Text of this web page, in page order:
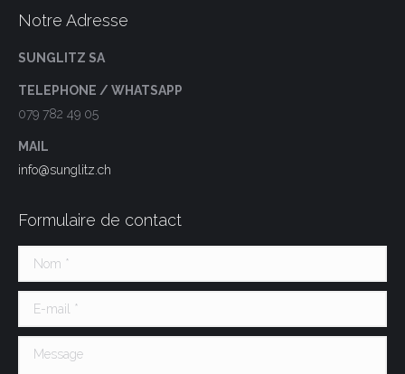
Notre Adresse
SUNGLITZ SA
TELEPHONE / WHATSAPP
079 782 49 05
MAIL
info@sunglitz.ch
Formulaire de contact
Nom *
E-mail *
Message